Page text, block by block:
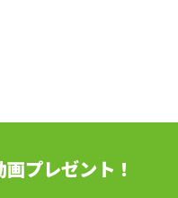
プレゼント！